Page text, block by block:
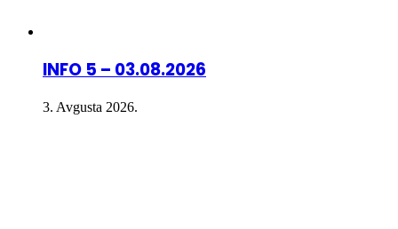
INFO 5 – 03.08.2026
3. Avgusta 2026.